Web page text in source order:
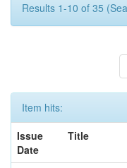
Results 1-10 of 35
Item hits:
Issue
Date
Title